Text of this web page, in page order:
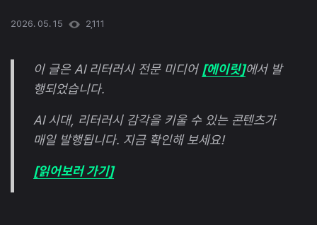
2026. 05. 15 2,111
이 글은 AI 리터러시 전문 미디어 [에이릿]에서 발
행되었습니다.
AI 시대, 리터러시 감각을 키울 수 있는 콘텐츠가
매일 발행됩니다. 지금 확인해 보세요!
[읽어보러 가기]